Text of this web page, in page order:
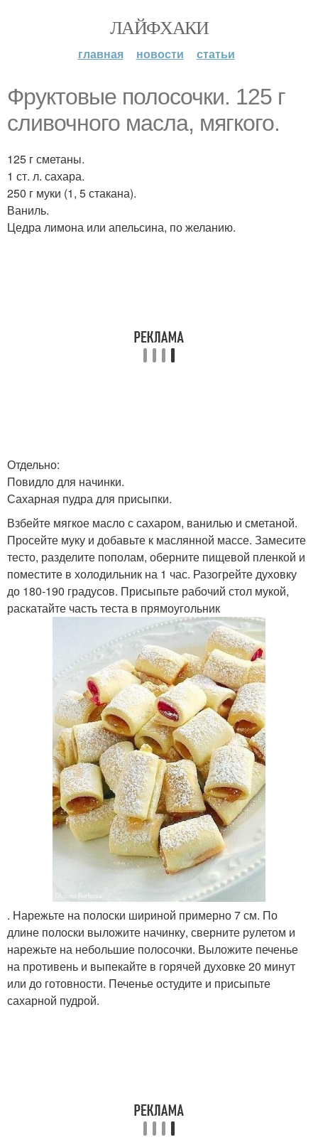
ЛАЙФХАКИ
главная новости статьи
Фруктовые полосочки. 125 г
сливочного масла, мягкого.
125 г сметаны.
1 ст. л. сахара.
250 г муки (1, 5 стакана).
Ваниль.
Цедра лимона или апельсина, по желанию.
Отдельно:
Повидло для начинки.
Сахарная пудра для присыпки.
Взбейте мягкое масло с сахаром, ванилью и сметаной.
Просейте муку и добавьте к маслянной массе. Замесите
тесто, разделите пополам, оберните пищевой пленкой и
поместите в холодильник на 1 час. Разогрейте духовку
до 180-190 градусов. Присыпьте рабочий стол мукой,
раскатайте часть теста в прямоугольник
. Нарежьте на полоски шириной примерно 7 см. По
длине полоски выложите начинку, сверните рулетом и
нарежьте на небольшие полосочки. Выложите печенье
на прoтивень и выпекайте в горячей духовке 20 минут
или до готовности. Печенье остудите и присыпьте
сахарной пудрой.